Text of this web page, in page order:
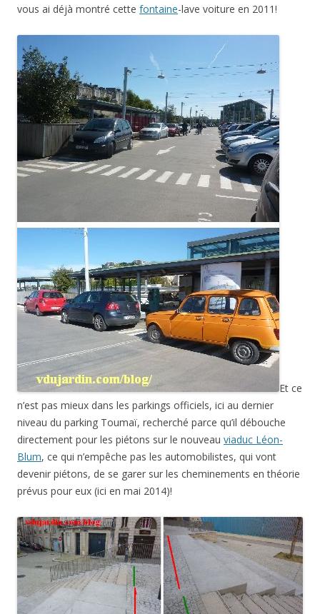
vous ai déjà montré cette fontaine-lave voiture en 2011!
Et ce
n’est pas mieux dans les parkings officiels, ici au dernier
niveau du parking Toumaï, recherché parce qu’il débouche
directement pour les piétons sur le nouveau viaduc Léon-
Blum, ce qui n’empêche pas les automobilistes, qui vont
devenir piétons, de se garer sur les cheminements en théorie
prévus pour eux (ici en mai 2014)!